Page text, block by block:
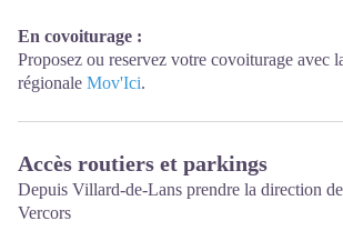
En covoiturage :
Proposez ou reservez votre covoiturage avec
régionale Mov'Ici.
Accès routiers et parkings
Depuis Villard-de-Lans prendre la direction
Vercors